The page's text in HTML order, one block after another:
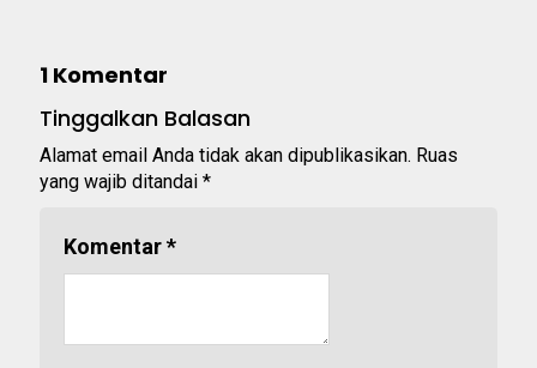
1 Komentar
Tinggalkan Balasan
Alamat email Anda tidak akan dipublikasikan. Ruas
yang wajib ditandai *
Komentar*